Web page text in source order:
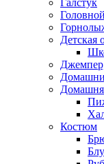
Детская
Костюм